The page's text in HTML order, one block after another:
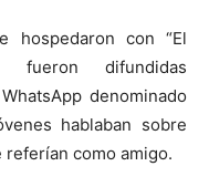
hospedaron con “El
fueron difundidas
denominado
hablaban sobre
como amigo.